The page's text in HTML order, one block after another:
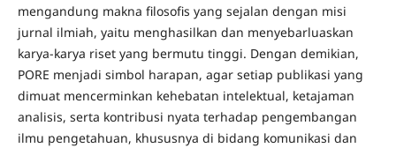
mengandung makna filosofis yang sejalan dengan misi
jurnal ilmiah, yaitu menghasilkan dan menyebarluaskan
karya-karya riset yang bermutu tinggi. Dengan demikian,
PORE menjadi simbol harapan, agar setiap publikasi yang
dimuat mencerminkan kehebatan intelektual, ketajaman
analisis, serta kontribusi nyata terhadap pengembangan
ilmu pengetahuan, khususnya di bidang komunikasi dan